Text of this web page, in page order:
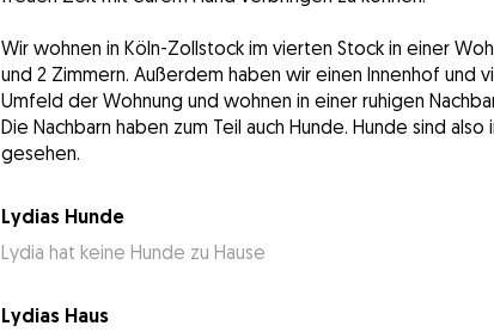
Wir wohnen in Köln-Zollstock im vierten Stock in einer
und 2 Zimmern. Außerdem haben wir einen Innenhof und
Umfeld der Wohnung und wohnen in einer ruhigen
Die Nachbarn haben zum Teil auch Hunde. Hunde sind also
gesehen.
Lydias Hunde
Lydia hat keine Hunde zu Hause
Lydias Haus